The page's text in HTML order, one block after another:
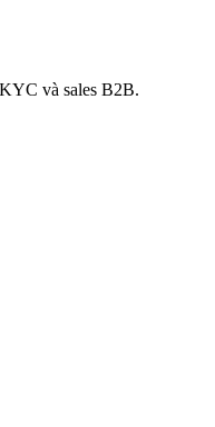
và sales B2B.